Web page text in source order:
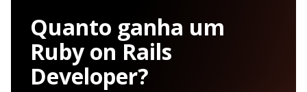
Quanto ganha um
Ruby on Rails
Developer?